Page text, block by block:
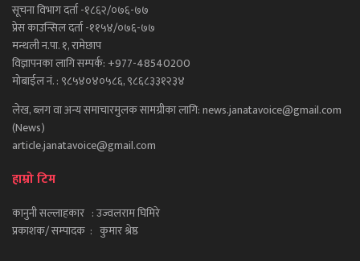
सूचना विभाग दर्ता -१८६२/०७६-७७
प्रेस काउन्सिल दर्ता -११५४/०७६-७७
मन्थली न.पा. १, रामेछाप
विज्ञापनका लागि सम्पर्क: +977-48540200
मोबाईल नं. : ९८५४०४०५८६, ९८६८३३१२३४
लेख, ब्लग वा अन्य समाचारमुलक सामग्रीका लागि: news.janatavoice@gmail.com
(News)
article.janatavoice@gmail.com
हाम्रो टिम
कानुनी सल्लाहकार : उज्वलराम घिमिरे
प्रकाशक/ सम्पादक : कुमार श्रेष्ठ